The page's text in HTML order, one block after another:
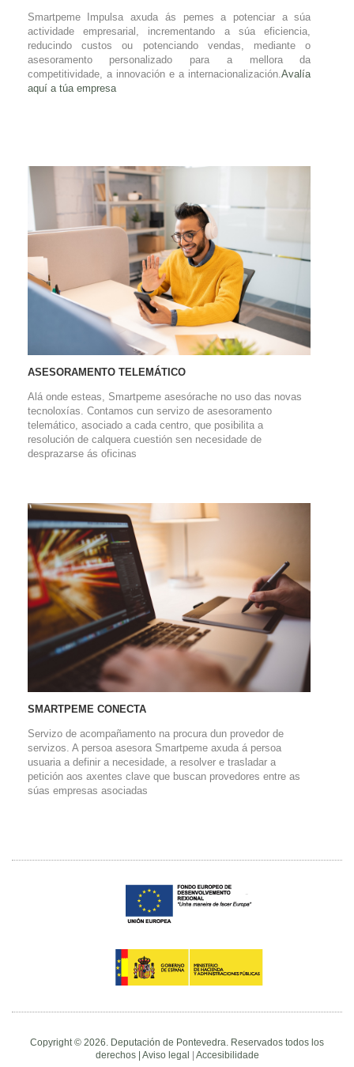
Smartpeme Impulsa axuda ás pemes a potenciar a súa
actividade empresarial, incrementando a súa eficiencia,
reducindo custos ou potenciando vendas, mediante o
asesoramento personalizado para a mellora da
competitividade, a innovación e a internacionalización.Avalía
aquí a túa empresa
ASESORAMENTO TELEMÁTICO
Alá onde esteas, Smartpeme asesórache no uso das novas
tecnoloxías. Contamos cun servizo de asesoramento
telemático, asociado a cada centro, que posibilita a
resolución de calquera cuestión sen necesidade de
desprazarse ás oficinas
SMARTPEME CONECTA
Servizo de acompañamento na procura dun provedor de
servizos. A persoa asesora Smartpeme axuda á persoa
usuaria a definir a necesidade, a resolver e trasladar a
petición aos axentes clave que buscan provedores entre as
súas empresas asociadas
Copyright © 2026. Deputación de Pontevedra. Reservados todos los
derechos | Aviso legal Accesibilidade